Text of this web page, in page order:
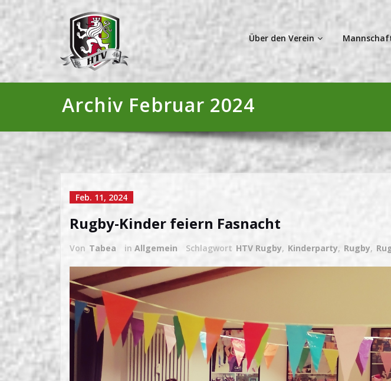
Über den Verein
Archiv Februar 2024
Feb. 11, 2024
Rugby-Kinder feiern Fasnacht
Von Tabea in Allgemein Schlagwort HTV Rugby, Kinderparty, Rugby,